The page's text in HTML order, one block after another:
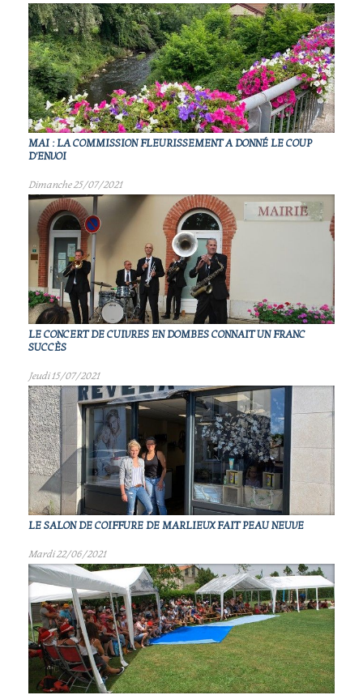
MAI : LA COMMISSION FLEURISSEMENT A DONNÉ LE COUP
D'ENVOI
Dimanche 25/07/2021
LE CONCERT DE CUIVRES EN DOMBES CONNAIT UN FRANC
SUCCÈS
Jeudi 15/07/2021
LE SALON DE COIFFURE DE MARLIEUX FAIT PEAU NEUVE
Mardi 22/06/2021